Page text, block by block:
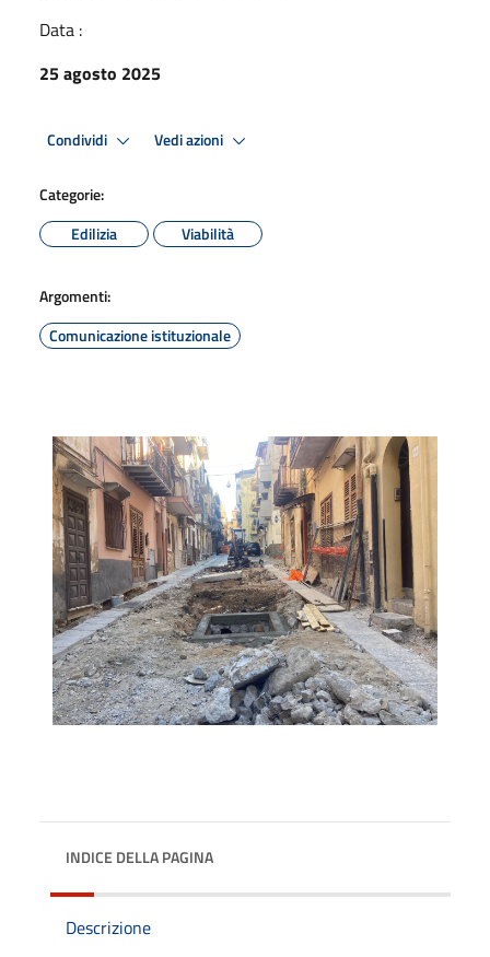
Data :
25 agosto 2025
Condividi Vedi azioni
Categorie:
Edilizia
Viabilità
Argomenti:
Comunicazione istituzionale
INDICE DELLA PAGINA
Descrizione